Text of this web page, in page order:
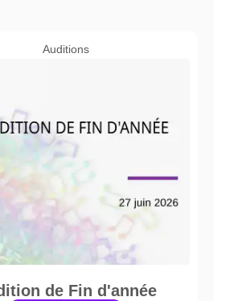
Auditions
de Fin d'année